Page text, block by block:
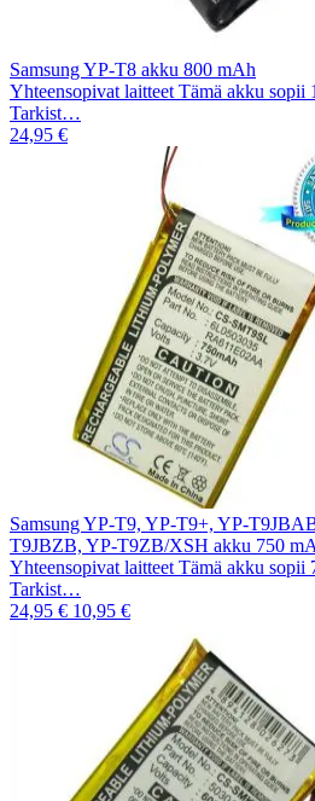
Samsung YP-T8 akku 800 mAh
Yhteensopivat laitteet Tämä akku sopii
Tarkist…
24,95 €
Samsung YP-T9, YP-T9+, YP-
T9JBZB, YP-T9ZB/XSH akku 750
Yhteensopivat laitteet Tämä akku sopii
Tarkist…
24,95 € 10,95 €